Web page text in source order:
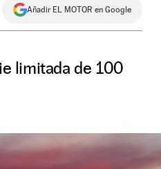
Añadir EL MOTOR en Google
limitada de 100